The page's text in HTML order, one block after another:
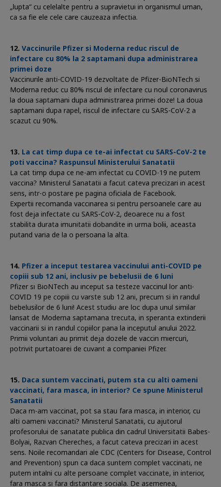
„lupta” cu celelalte pentru a supravietui in organismul uman,
ca sa fie ele cele care cauzeaza infectia.
Vaccinurile Pfizer si Moderna reduc riscul de
infectare cu 80% la 2 saptamani dupa administrarea
primei doze
Vaccinurile anti-COVID-19 dezvoltate de Pfizer-BioNTech si
Moderna reduc cu 80% riscul de infectare cu noul coronavirus
la doua saptamani dupa administrarea primei doze! La doua
saptamani dupa rapel, riscul de infectare cu SARS-CoV-2 a
scazut cu 90%.
La cat timp dupa ce te-ai infectat cu SARS-CoV-2 te
poti vaccina? Raspunsul Ministerului Sanatatii
La cat timp dupa ce ne-am infectat cu COVID-19 ne putem
vaccina? Ministerul Sanatatii a facut cateva precizari in acest
sens, intr-o postare pe pagina oficiala de Facebook.
Expertii recomanda vaccinarea si pentru persoanele care au
fost deja infectate cu SARS-CoV-2, deoarece nu a fost
stabilita durata imunitatii dobandite in urma bolii, aceasta
putand varia de la o persoana la alta.
Pfizer a inceput testarea vaccinului anti-COVID pe
copiii sub 12 ani, inclusiv pe bebelusii de 6 luni
Pfizer si BioNTech au inceput sa testeze vaccinul lor anti-
COVID 19 pe copiii cu varste sub 12 ani, precum si in randul
bebelusilor de 6 luni! Acest studiu are loc dupa unul similar
lansat de Moderna saptamana trecuta, in speranta extinderii
vaccinarii si in randul copiilor pana la inceputul anului 2022.
Primii voluntari au primit deja dozele de vaccin miercuri,
potrivit purtatoarei de cuvant a companiei Pfizer.
Daca suntem vaccinati, putem sta cu alti oameni
vaccinati, fara masca, in interior? Ce spune Ministerul
Sanatatii
Daca m-am vaccinat, pot sa stau fara masca, in interior, cu
alti oameni vaccinati? Ministerul Sanatatii, cu ajutorul
profesorului de sanatate publica din cadrul Universitatii Babes-
Bolyai, Razvan Chereches, a facut cateva precizari in acest
sens. Noile recomandari ale CDC (Centers for Disease, Control
and Prevention) spun ca daca suntem complet vaccinati, ne
putem intalni cu alte persoane complet vaccinate, in interior,
fara masca si fara distantare sociala. De asemenea,